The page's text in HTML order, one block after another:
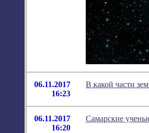
06.11.2017
16:23
В какой части
06.11.2017
16:20
Самарские